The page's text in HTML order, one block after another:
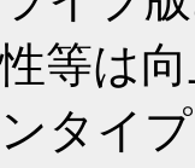
等は
タイ